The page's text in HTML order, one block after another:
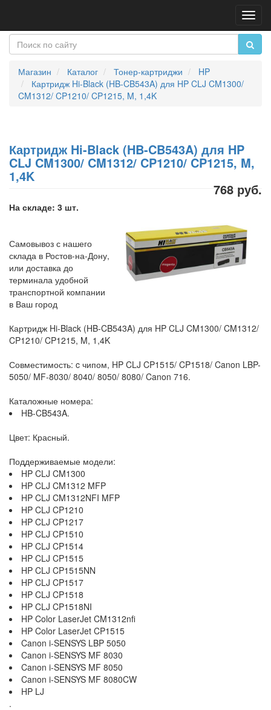
Магазин Каталог Тонер-картриджи
HP
Картридж Hi-Black (HB-CB543A) для HP CLJ CM1300/
CM1312/ CP1210/ CP1215, M, 1,4K
Картридж Hi-Black (HB-CB543A) для HP
CLJ CM1300/ CM1312/ CP1210/ CP1215, M,
1,4K
768 руб.
На складе: 3 шт.
Самовывоз с нашего
склада в Ростов-на-Дону,
или доставка до
терминала удобной
транспортной компании
в Ваш город
Картридж Hi-Black (HB-CB543A) для HP CLJ CM1300/ CM1312/
CP1210/ CP1215, M, 1,4K
Совместимость: c чипом, HP CLJ CP1515/ CP1518/ Canon LBP-
5050/ MF-8030/ 8040/ 8050/ 8080/ Canon 716.
Каталожные номера:
HB-CB543A.
Цвет: Красный.
Поддерживаемые модели:
HP CLJ CM1300
HP CLJ CM1312 MFP
HP CLJ CM1312NFI MFP
HP CLJ CP1210
HP CLJ CP1217
HP CLJ CP1510
HP CLJ CP1514
HP CLJ CP1515
HP CLJ CP1515NN
HP CLJ CP1517
HP CLJ CP1518
HP CLJ CP1518NI
HP Color LaserJet CM1312nfi
HP Color LaserJet CP1515
Canon i-SENSYS LBP 5050
Canon i-SENSYS MF 8030
Canon i-SENSYS MF 8050
Canon i-SENSYS MF 8080CW
HP LJ
.